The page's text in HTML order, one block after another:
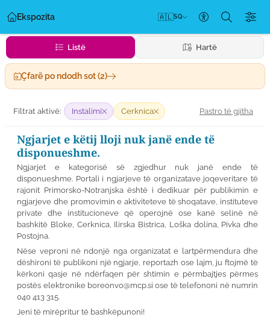
Ekspozita 🇦🇱SQ
Cilësimet e
Listë Hartë
Çfarë po ndodh sot (2)
Filtrat aktivë: Instalimi Cerknica Pastro të gjitha
Ngjarjet e këtij lloji nuk janë ende të
disponueshme.
Ngjarjet e kategorisë së zgjedhur nuk janë ende të
disponueshme. Portali i ngjarjeve të organizatave joqeveritare të
rajonit Primorsko-Notranjska është i dedikuar për publikimin e
ngjarjeve dhe promovimin e aktiviteteve të shoqatave, instituteve
private dhe institucioneve që operojnë ose kanë selinë në
bashkitë Bloke, Cerknica, Ilirska Bistrica, Loška dolina, Pivka dhe
Postojna.
Nëse veproni në ndonjë nga organizatat e lartpërmendura dhe
dëshironi të publikoni një ngjarje, reportazh ose lajm, ju ftojmë të
kërkoni qasje në ndërfaqen për shtimin e përmbajtjes përmes
postës elektronike boreonvo@mcp.si ose të telefononi në numrin
040 413 315.
Jeni të mirëpritur të bashkëpunoni!